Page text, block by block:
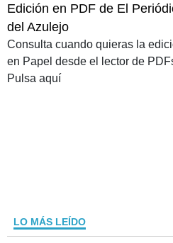
Edición en PDF de El
del Azulejo
Consulta cuando quieras la
en Papel desde el lector de
Pulsa aquí
LO MÁS LEÍDO